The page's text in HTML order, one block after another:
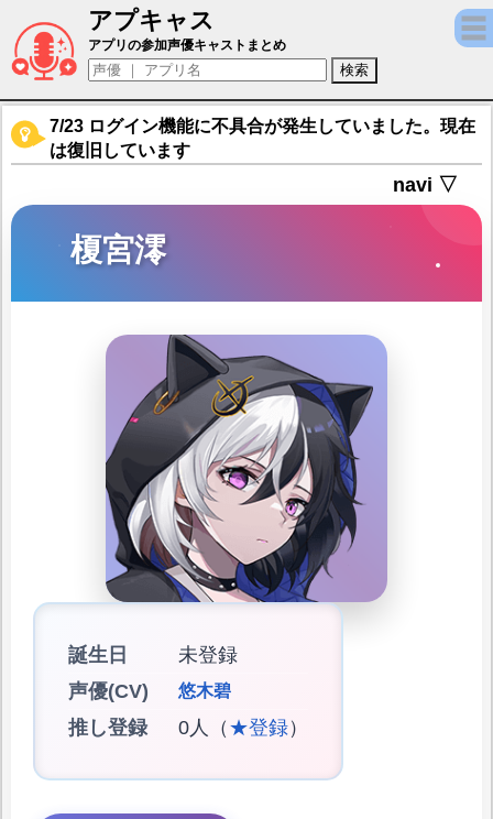
アプキャス
榎宮澪（声優：悠木碧)【麻雀一番街 - オン
アプリの参加声優キャストまとめ
7/23 ログイン機能に不具合が発生していました。現在
は復旧しています
navi ▽
榎宮澪
誕生日
未登録
声優(CV)
悠木碧
推し登録 0人（ ★登録）